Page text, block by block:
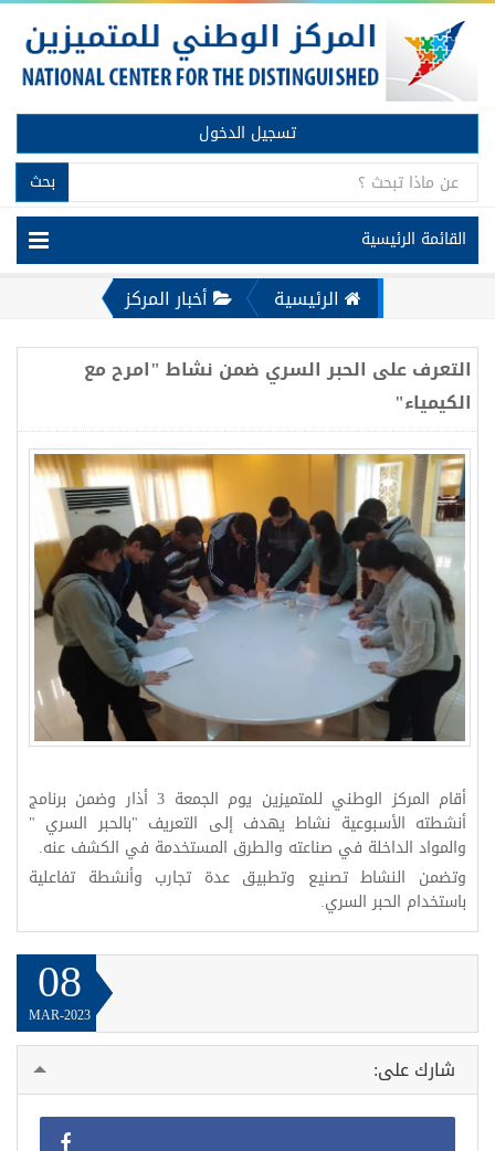
تسجيل الدخول
بحث
القائمة الرئيسية
الرئيسية أخبار المركز
التعرف على الحبر السري ضمن نشاط "امرح مع
الكيمياء"
أقام المركز الوطني للمتميزين يوم الجمعة 3 أذار وضمن برنامج
أنشطته الأسبوعية نشاط يهدف إلى التعريف "بالحبر السري "
والمواد الداخلة في صناعته والطرق المستخدمة في الكشف عنه.
وتضمن النشاط تصنيع وتطبيق عدة تجارب وأنشطة تفاعلية
باستخدام الحبر السري.
08
MAR-2023
شارك على: